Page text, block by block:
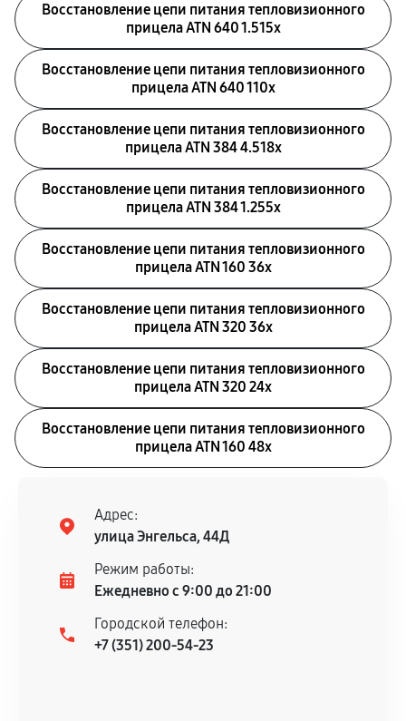
Восстановление цепи питания тепловизионного
прицела ATN 640 1.515x
Восстановление цепи питания тепловизионного
прицела ATN 640 110x
Восстановление цепи питания тепловизионного
прицела ATN 384 4.518x
Восстановление цепи питания тепловизионного
прицела ATN 384 1.255х
Восстановление цепи питания тепловизионного
прицела ATN 160 36x
Восстановление цепи питания тепловизионного
прицела ATN 320 36x
Восстановление цепи питания тепловизионного
прицела ATN 320 24x
Восстановление цепи питания тепловизионного
прицела ATN 160 48x
Адрес:
улица Энгельса, 44Д
Режим работы:
Ежедневно с 9:00 до 21:00
Городской телефон:
+7 (351) 200-54-23